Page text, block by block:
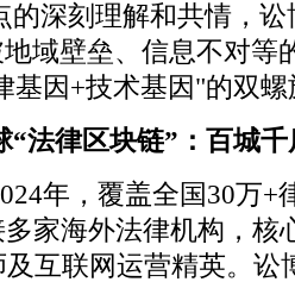
的深刻理解和共情，
域壁垒、信息不对等
基因+技术基因"的双
“法律区块链” ： 百城千
年，覆盖全国30万+
家海外法律机构，核
互联网运营精英。讼